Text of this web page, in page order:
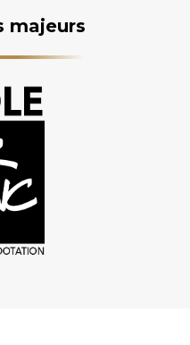
majeurs